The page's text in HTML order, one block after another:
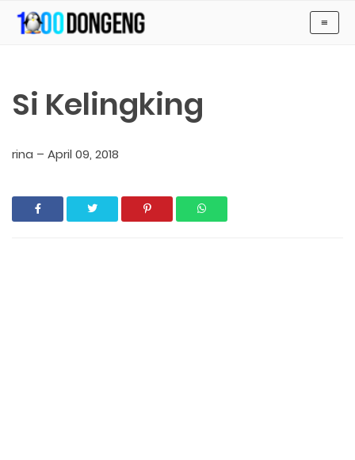
KUMPULAN CERITA ANAK Dan DONGENG ANAK DUNIA
Si Kelingking
rina – April 09, 2018
≡